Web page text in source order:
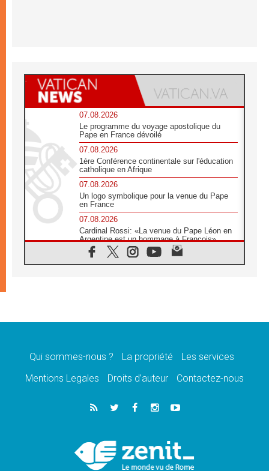
07.08.2026
Le programme du voyage apostolique du
Pape en France dévoilé
07.08.2026
1ère Conférence continentale sur l'éducation
catholique en Afrique
07.08.2026
Un logo symbolique pour la venue du Pape
en France
07.08.2026
Cardinal Rossi: «La venue du Pape Léon en
Argentine est un hommage à François»
07.08.2026
Hiroshima et Nagasaki, 81 ans après,
pour relever les «défis urgents»
À Sainte-Marie-Majeure, la grâce de Dieu
06.08.2026
Léon XIV aux jeunes d'Assise: «l'Europe et
06.08.2026
À Assise, le cardinal Pizzaballa affirme que
«les chrétiens veulent la paix»
Qui sommes-nous ? La propriété
Les services
Mentions Legales
Droits d’auteur Contactez-nous